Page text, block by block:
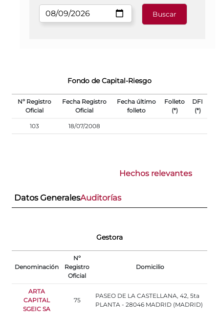
Fondo de Capital-Riesgo
Nº Registro
Oficial
Fecha Registro
Oficial
Fecha último
folleto
Folleto
(*)
DFI
(*)
103 18/07/2008
Hechos relevantes
Datos GeneralesAuditorías
Gestora
Denominación
Nº
Registro
Oficial
Domicilio
ARTA
CAPITAL
SGEIC SA
75
PASEO DE LA CASTELLANA, 42, 5ta
PLANTA - 28046 MADRID (MADRID)